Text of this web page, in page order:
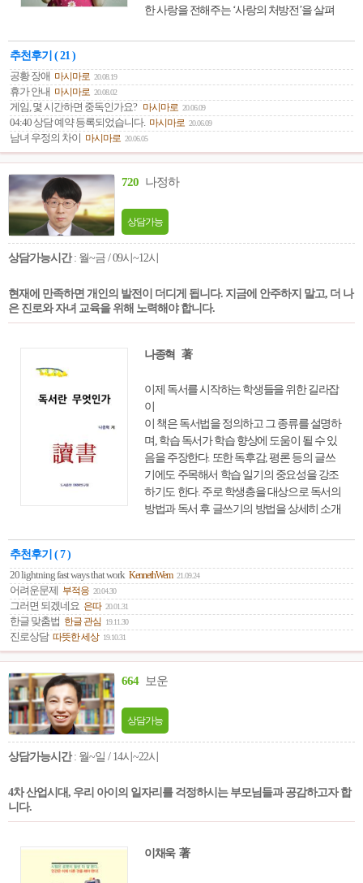
한 사랑을 전해주는 ‘사랑의 처방전’을 살펴
추천후기 ( 21 )
공황 장애 마시마로 20.08.19
휴가 안내 마시마로 20.08.02
게임, 몇 시간하면 중독인가요? 마시마로 20.06.09
04:40 상담 예약 등록되었습니다. 마시마로 20.06.09
남녀 우정의 차이 마시마로 20.06.05
720 나정하
상담가능
상담가능시간: 월~금 / 09시~12시
현재에 만족하면 개인의 발전이 더디게 됩니다. 지금에 안주하지 말고, 더 나
은 진로와 자녀 교육을 위해 노력해야 합니다.
나종혁 著
이제 독서를 시작하는 학생들을 위한 길라잡
이
이 책은 독서법을 정의하고 그 종류를 설명하
며, 학습 독서가 학습 향상에 도움이 될 수 있
음을 주장한다. 또한 독후감, 평론 등의 글쓰
기에도 주목해서 학습 일기의 중요성을 강조
하기도 한다. 주로 학생층을 대상으로 독서의
방법과 독서 후 글쓰기의 방법을 상세히 소개
추천후기 ( 7 )
20 lightning fast ways that work KennethWem 21.09.24
어려운문제 부적응 20.04.30
그러면 되겠네요 은따 20.01.31
한글 맞춤법 한글 관심 19.11.30
진로상담 따뜻한 세상 19.10.31
664 보운
상담가능
상담가능시간: 월~일 / 14시~22시
4차 산업시대, 우리 아이의 일자리를 걱정하시는 부모님들과 공감하고자 합
니다.
이채욱 著